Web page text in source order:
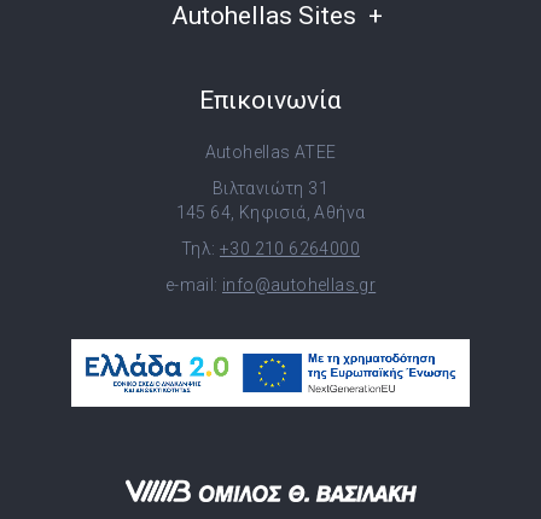
Autohellas Sites
Επικοινωνία
Autohellas ATEE
Βιλτανιώτη 31
145 64, Κηφισιά, Αθήνα
Τηλ: +30 210 6264000
e-mail: info@autohellas.gr